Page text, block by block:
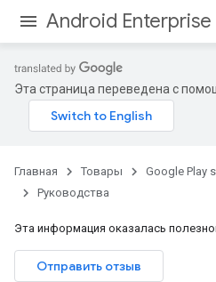
Android Enterprise
Эта страница переведена с
Главная Товары Google Play
Руководства
Эта информация оказалась
Отправить отзыв